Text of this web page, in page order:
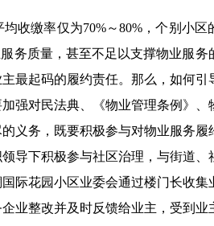
均收缴率仅为70%～80%，个别小区
务质量，甚至不足以支撑物业服务
最起码的履约责任。那么，如何引
强对民法典、《物业管理条例》、
义务，既要积极参与对物业服务履
导下积极参与社区治理，与街道、
际花园小区业委会通过楼门长收集
业整改并及时反馈给业主，受到业